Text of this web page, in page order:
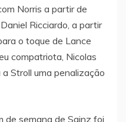
Norris a partir de
Ricciardo, a partir
o toque de Lance
compatriota, Nicolas
Stroll uma penalização
de semana de Sainz foi